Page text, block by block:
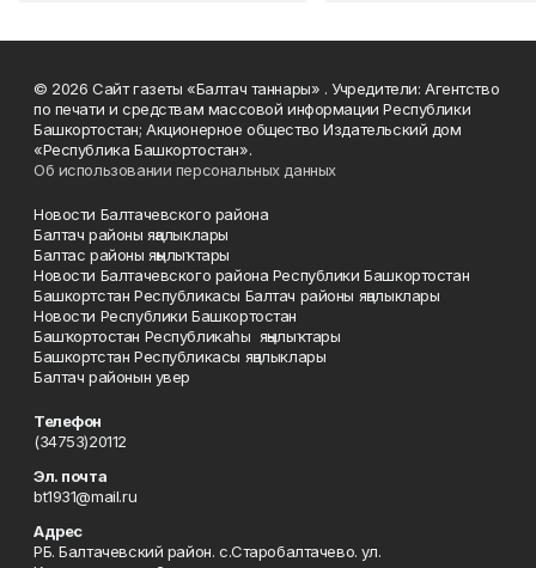
© 2026 Сайт газеты «Балтач таннары» . Учредители: Агентство
по печати и средствам массовой информации Республики
Башкортостан; Акционерное общество Издательский дом
«Республика Башкортостан».
Об использовании персональных данных
Новости Балтачевского района
Балтач районы яңалыклары
Балтас районы яңылыҡтары
Новости Балтачевского района Республики Башкортостан
Башкортстан Республикасы Балтач районы яңалыклары
Новости Республики Башкортостан
Башҡортостан Республикаһы яңылыҡтары
Башкортстан Республикасы яңалыклары
Балтач районын увер
Телефон
(34753)20112
Эл. почта
bt1931@mail.ru
Адрес
РБ. Балтачевский район. с.Старобалтачево. ул.